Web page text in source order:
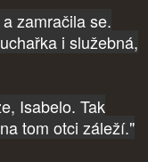
zamračila se.
i služebná,
Isabelo. Tak
tom otci záleží."